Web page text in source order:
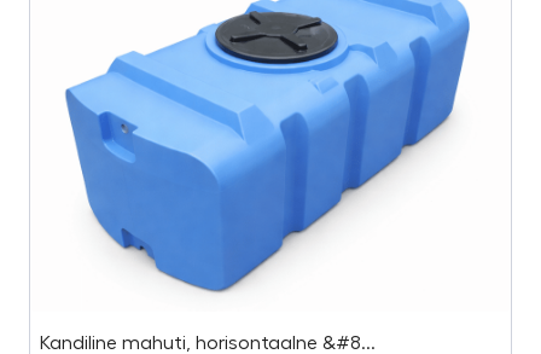
Kandiline mahuti, horisontaalne &#8...